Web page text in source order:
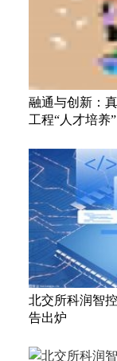
融通与创新：
工程“人才培养”
北交所科润智
告出炉